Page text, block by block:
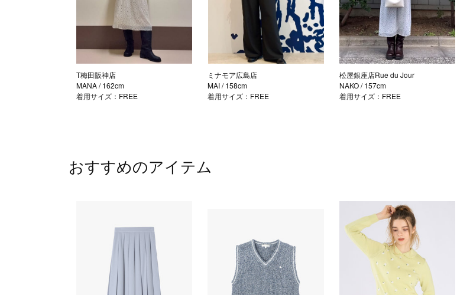
T梅田阪神店
MANA/ 162cm
着用サイズ：FREE
ミナモア広島店
MAI/ 158cm
着用サイズ：FREE
松屋銀座店Rue du Jour
NAKO/ 157cm
着用サイズ：FREE
おすすめのアイテム